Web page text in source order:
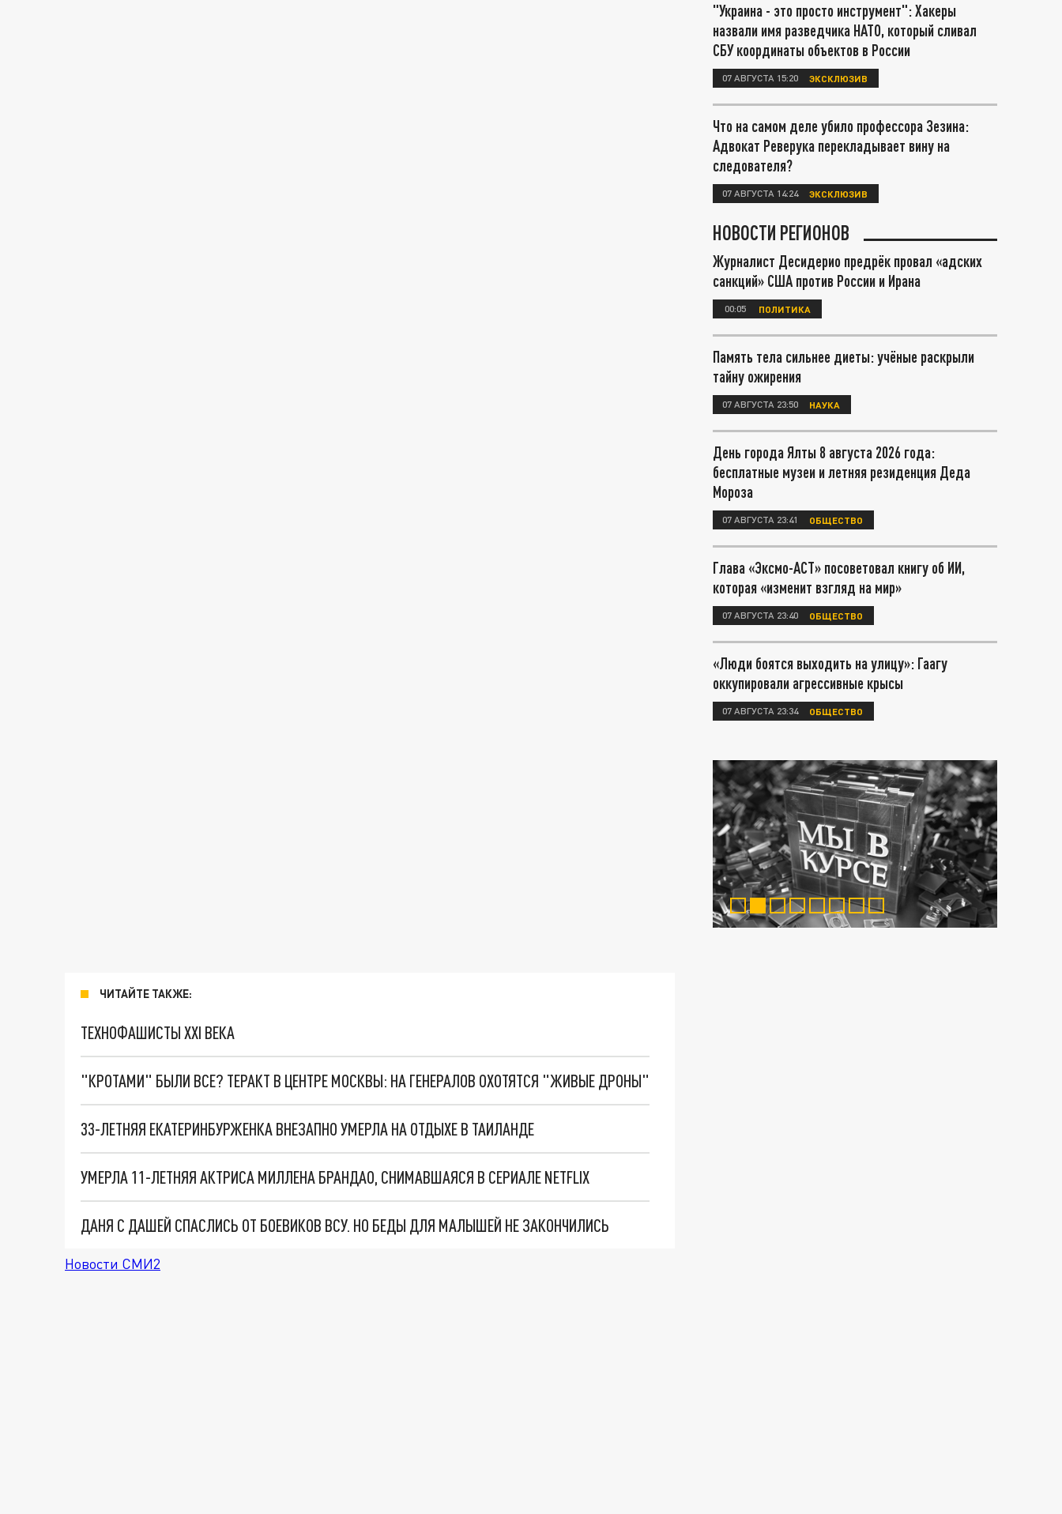
ЧИТАЙТЕ ТАКЖЕ:
ТЕХНОФАШИСТЫ XXI ВЕКА
"КРОТАМИ" БЫЛИ ВСЕ? ТЕРАКТ В ЦЕНТРЕ МОСКВЫ: НА ГЕНЕРАЛОВ ОХОТЯТСЯ "ЖИВЫЕ ДРОНЫ"
33-ЛЕТНЯЯ ЕКАТЕРИНБУРЖЕНКА ВНЕЗАПНО УМЕРЛА НА ОТДЫХЕ В ТАИЛАНДЕ
УМЕРЛА 11-ЛЕТНЯЯ АКТРИСА МИЛЛЕНА БРАНДАО, СНИМАВШАЯСЯ В СЕРИАЛЕ NETFLIX
ДАНЯ С ДАШЕЙ СПАСЛИСЬ ОТ БОЕВИКОВ ВСУ. НО БЕДЫ ДЛЯ МАЛЫШЕЙ НЕ ЗАКОНЧИЛИСЬ
Новости СМИ2
"Украина - это просто инструмент": Хакеры
назвали имя разведчика НАТО, который сливал
СБУ координаты объектов в России
07 АВГУСТА 15:20 ЭКСКЛЮЗИВ
Что на самом деле убило профессора Зезина:
Адвокат Реверука перекладывает вину на
следователя?
07 АВГУСТА 14:24 ЭКСКЛЮЗИВ
НОВОСТИ РЕГИОНОВ
Журналист Десидерио предрёк провал «адских
санкций» США против России и Ирана
00:05 ПОЛИТИКА
Память тела сильнее диеты: учёные раскрыли
тайну ожирения
07 АВГУСТА 23:50 НАУКА
День города Ялты 8 августа 2026 года:
бесплатные музеи и летняя резиденция Деда
Мороза
07 АВГУСТА 23:41 ОБЩЕСТВО
Глава «Эксмо-АСТ» посоветовал книгу об ИИ,
которая «изменит взгляд на мир»
07 АВГУСТА 23:40 ОБЩЕСТВО
«Люди боятся выходить на улицу»: Гаагу
оккупировали агрессивные крысы
07 АВГУСТА 23:34 ОБЩЕСТВО